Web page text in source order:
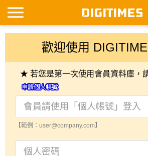
歡迎使用
★ 若您是第一次使用會員資料庫，
【範例：user@company.com】